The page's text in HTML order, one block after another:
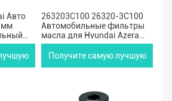
Авто
мм
263203C100 26320-3C100
Автомобильные фильтры
масла для Hyundai Azera
Santa Fe Sonata KIA Sedona
Sorento 3.3L 3.8L
Получите самую лучшую